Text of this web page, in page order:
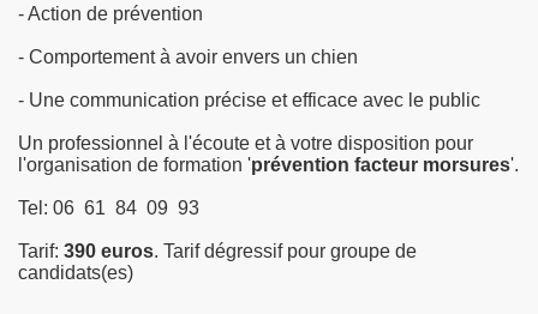
- Action de prévention
- Comportement à avoir envers un chien
- Une communication précise et efficace avec le public
Un professionnel à l'écoute et à votre disposition pour
l'organisation de formation 'prévention facteur morsures'.
Tel: 06 61 84 09 93
Tarif: 390 euros. Tarif dégressif pour groupe de
candidats(es)
GTAAF